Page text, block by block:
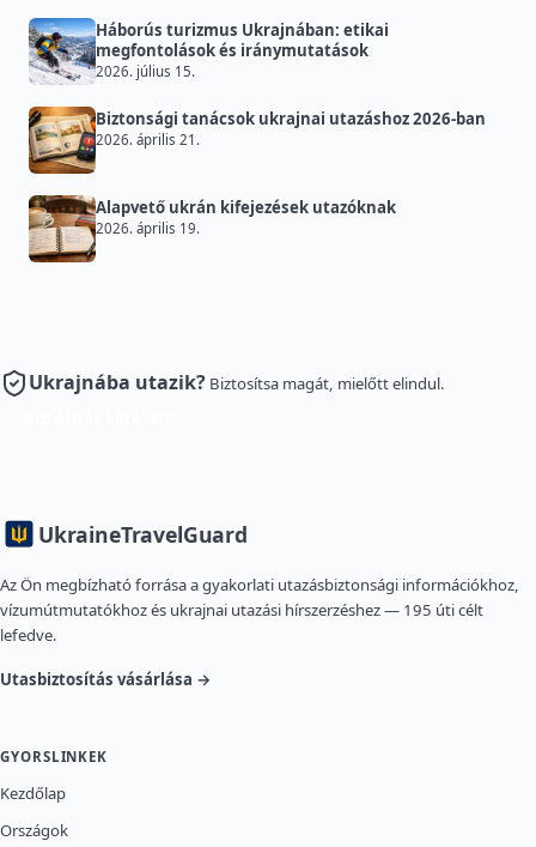
Háborús turizmus Ukrajnában: etikai
megfontolások és iránymutatások
2026. július 15.
Biztonsági tanácsok ukrajnai utazáshoz 2026-ban
2026. április 21.
Alapvető ukrán kifejezések utazóknak
2026. április 19.
Ukrajnába utazik? Biztosítsa magát, mielőtt elindul.
UkraineTravelGuard
Az Ön megbízható forrása a gyakorlati utazásbiztonsági információkhoz,
vízumútmutatókhoz és ukrajnai utazási hírszerzéshez — 195 úti célt
lefedve.
Utasbiztosítás vásárlása →
GYORSLINKEK
Kezdőlap
Országok